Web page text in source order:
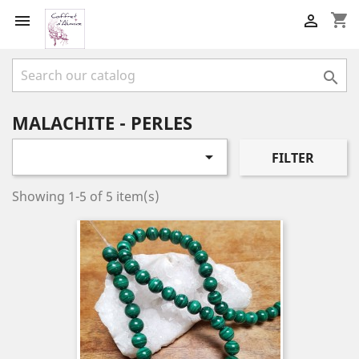
 shopping_cart


MALACHITE - PERLES
 FILTER
Showing 1-5 of 5 item(s)